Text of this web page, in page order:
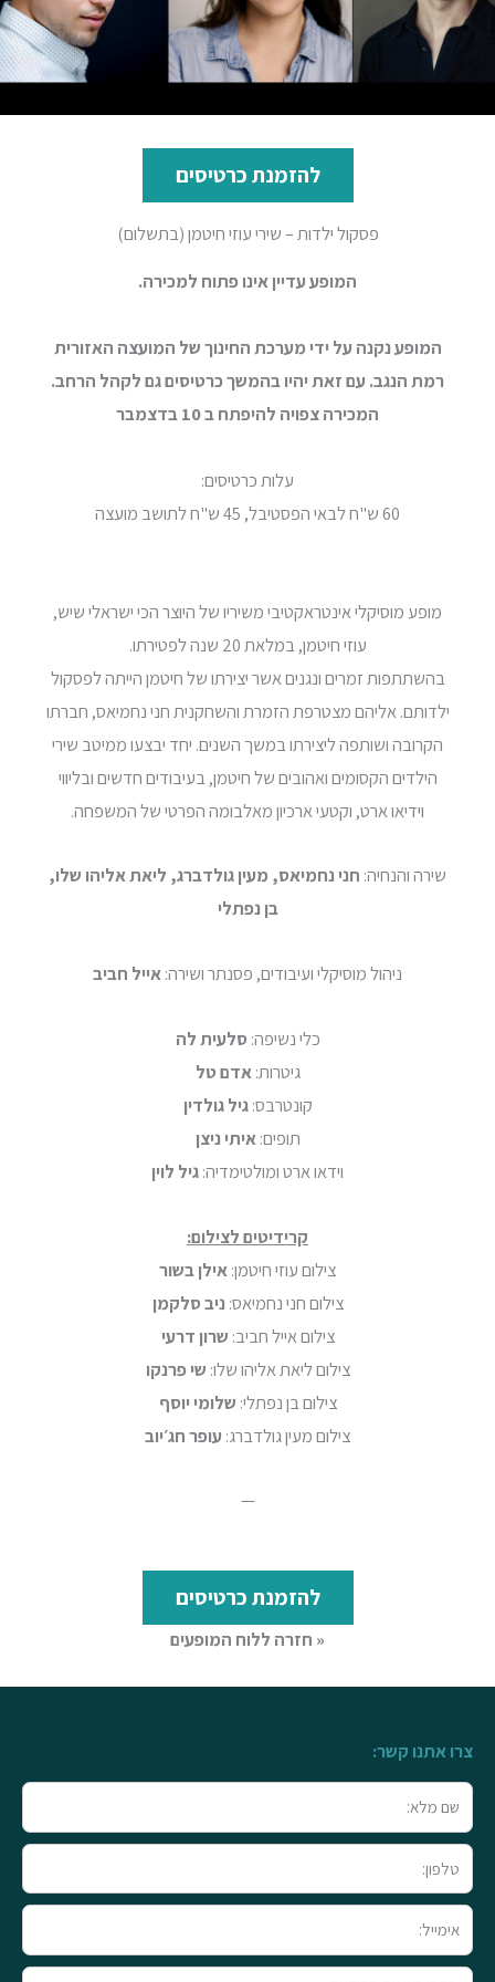
להזמנת כרטיסים
פסקול ילדות – שירי עוזי חיטמן (בתשלום)
המופע עדיין אינו פתוח למכירה.
המופע נקנה על ידי מערכת החינוך של המועצה האזורית
רמת הנגב. עם זאת יהיו בהמשך כרטיסים גם לקהל הרחב.
המכירה צפויה להיפתח ב 10 בדצמבר
עלות כרטיסים:
60 ש"ח לבאי הפסטיבל, 45 ש"ח לתושב מועצה
מופע מוסיקלי אינטראקטיבי משיריו של היוצר הכי ישראלי שיש,
עוזי חיטמן, במלאת 20 שנה לפטירתו.
בהשתתפות זמרים ונגנים אשר יצירתו של חיטמן הייתה לפסקול
ילדותם. אליהם מצטרפת הזמרת והשחקנית חני נחמיאס, חברתו
הקרובה ושותפה ליצירתו במשך השנים. יחד יבצעו ממיטב שירי
הילדים הקסומים ואהובים של חיטמן, בעיבודים חדשים ובליווי
וידיאו ארט, וקטעי ארכיון מאלבומה הפרטי של המשפחה.
שירה והנחיה: חני נחמיאס, מעין גולדברג, ליאת אליהו שלו,
בן נפתלי
ניהול מוסיקלי ועיבודים, פסנתר ושירה:אייל חביב
כלי נשיפה: סלעית לה
גיטרות:אדם טל
קונטרבס:גיל גולדין
תופים:איתי ניצן
וידאו ארט ומולטימדיה:גיל לוין
קרידיטים לצילום:
צילום עוזי חיטמן:אילן בשור
צילום חני נחמיאס: ניב סלקמן
צילום אייל חביב: שרון דרעי
צילום ליאת אליהו שלו: שי פרנקו
צילום בן נפתלי: שלומי יוסף
צילום מעין גולדברג: עופר חג׳יוב
—
« חזרה ללוח המופעים
להזמנת כרטיסים
צרו אתנו קשר:
מלא
טלפון